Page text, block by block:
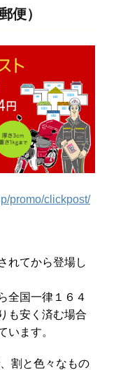
便）
promo/clickpost/
れてから登場し
全国一律１６４
も安く済む場合
います。
割と色々なもの